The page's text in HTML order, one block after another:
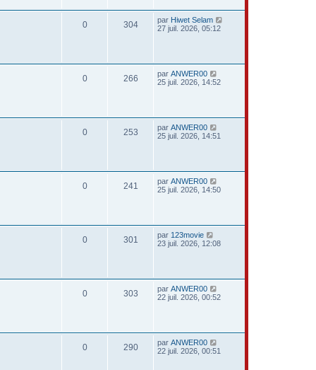
0 304 par Hiwet Selam
27 juil. 2026, 05:12
0 266 par ANWER00
25 juil. 2026, 14:52
0 253 par ANWER00
25 juil. 2026, 14:51
0 241 par ANWER00
25 juil. 2026, 14:50
0 301 par 123movie
23 juil. 2026, 12:08
0 303 par ANWER00
22 juil. 2026, 00:52
0 290 par ANWER00
22 juil. 2026, 00:51